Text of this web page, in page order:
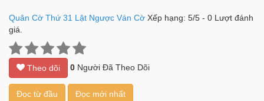
Quân Cờ Thứ 31 Lật Ngược Ván Cờ Xếp hạng: 5/5 - 0 Lượt đánh
giá.
Theo dõi 0 Người Đã Theo Dõi
Đọc từ đầu Đọc mới nhất